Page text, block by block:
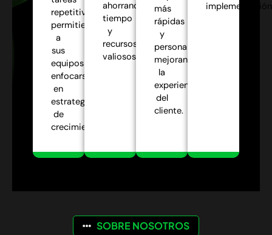
repetitivas,
permitiendo
a
sus
equipos
enfocarse
en
estrategias
de
crecimiento.
ahorrando
tiempo
y
recursos
valiosos.
más
rápidas
y
personalizadas,
mejorando
la
experiencia
del
cliente.
SOBRE NOSOTROS